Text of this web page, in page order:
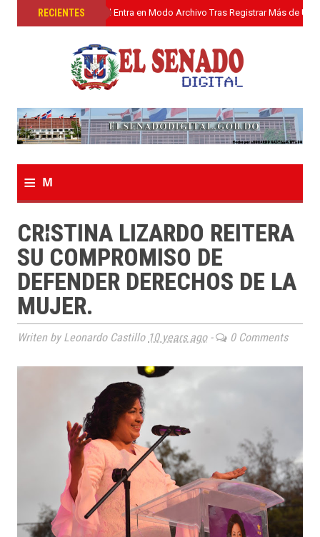
RECIENTES
»El Senado Digital Entra en Modo Archivo Tras Registrar Más de Un
≡ M
e
n
u
CRISTINA LIZARDO REITERA
SU COMPROMISO DE
DEFENDER DERECHOS DE LA
MUJER.
Writen by Leonardo Castillo 10 years ago- 0 Comments